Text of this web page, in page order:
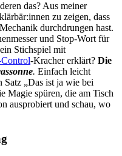
das? Aus meiner
zu zeigen, dass
durchdrungen hast.
und Stop-Wort für
Stichspiel mit
-Kracher erklärt? Die
. Einfach leicht
Satz „Das ist ja wie bei
Magie spüren, die am Tisch
ausprobiert und schau, wo